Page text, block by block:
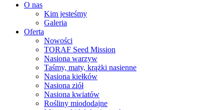
O nas
Kim jesteśmy
Galeria
Oferta
Nowości
TORAF Seed Mission
Nasiona warzyw
Taśmy, maty, krążki nasienne
Nasiona kiełków
Nasiona ziół
Nasiona kwiatów
Rośliny miododajne